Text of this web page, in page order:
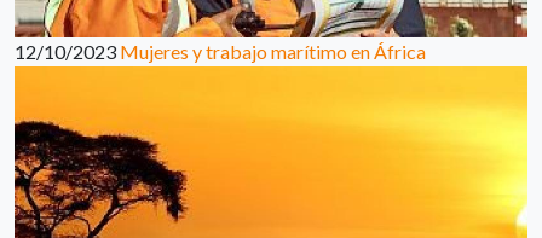
12/10/2023 Mujeres y trabajo marítimo en África